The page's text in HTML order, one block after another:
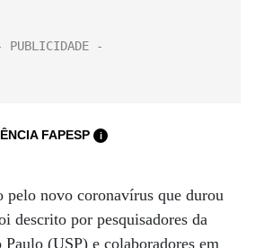
FAPESP i
pelo novo coronavírus que durou
descrito por pesquisadores da
(USP) e colaboradores em